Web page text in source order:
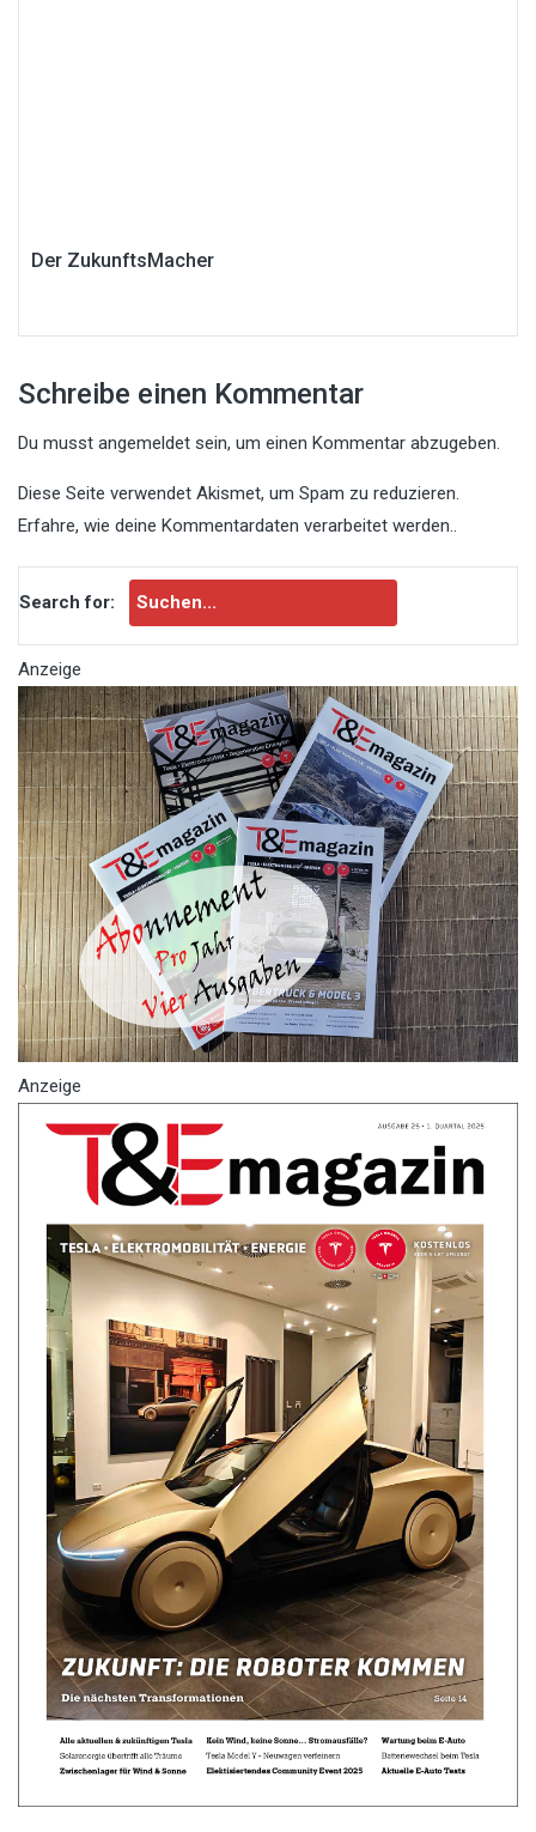
Der ZukunftsMacher
Schreibe einen Kommentar
Du musst angemeldet sein, um einen Kommentar abzugeben.
Diese Seite verwendet Akismet, um Spam zu reduzieren.
Erfahre, wie deine Kommentardaten verarbeitet werden..
Search for:
Anzeige
Anzeige